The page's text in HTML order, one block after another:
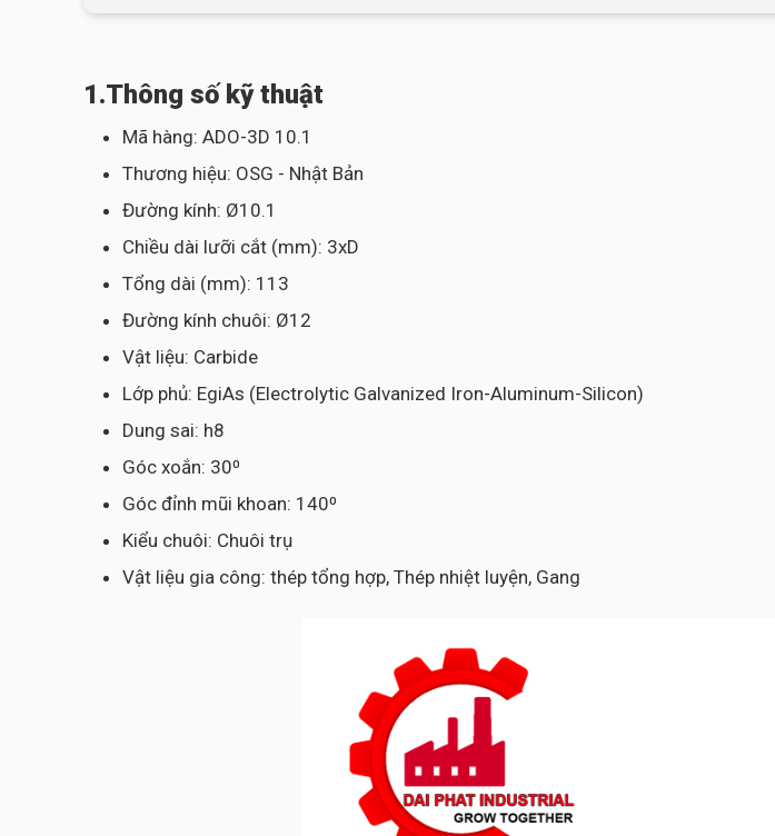
1.Thông số kỹ thuật
Mã hàng: ADO-3D 10.1
Thương hiệu: OSG - Nhật Bản
Đường kính: Ø10.1
Chiều dài lưỡi cắt (mm): 3xD
Tổng dài (mm): 113
Đường kính chuôi: Ø12
Vật liệu: Carbide
Lớp phủ: EgiAs (Electrolytic Galvanized Iron-Aluminum-Silicon)
Dung sai: h8
Góc xoắn: 30⁰
Góc đỉnh mũi khoan: 140⁰
Kiểu chuôi: Chuôi trụ
Vật liệu gia công: thép tổng hợp, Thép nhiệt luyện, Gang